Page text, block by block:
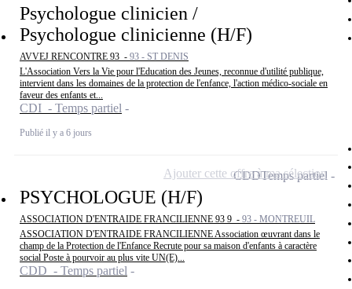
Psychologue clinicien /
Psychologue clinicienne (H/F)
AVVEJ RENCONTRE 93 - 93 - ST DENIS
L'Association Vers la Vie pour l'Education des Jeunes, reconnue d'utilité publique,
intervient dans les domaines de la protection de l'enfance, l'action médico-sociale en
faveur des enfants et...
CDI - Temps partiel
Publié il y a 6 jours
PSYCHOLOGUE (H/F)
ASSOCIATION D'ENTRAIDE FRANCILIENNE 93 9 - 93 - MONTREUIL
ASSOCIATION D'ENTRAIDE FRANCILIENNE Association œuvrant dans le
champ de la Protection de l'Enfance Recrute pour sa maison d'enfants à caractère
social Poste à pourvoir au plus vite UN(E)...
CDD - Temps partiel
CDDTemps partiel
Ajouter cette offre à ma sélection